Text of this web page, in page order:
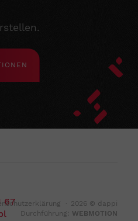
67
· 2026 © dappi
Durchführung: WEBMOTION